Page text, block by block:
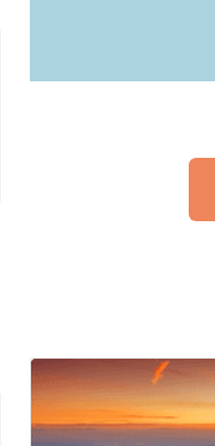
States
+1
* Поля обязательные